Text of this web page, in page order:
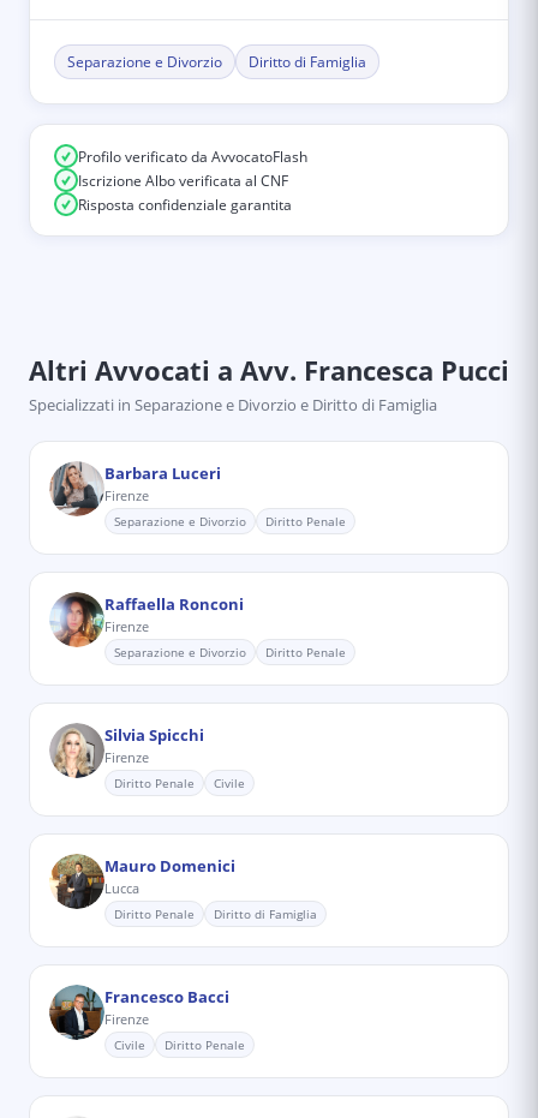
Separazione e Divorzio Diritto di Famiglia
Profilo verificato da AvvocatoFlash
Iscrizione Albo verificata al CNF
Risposta confidenziale garantita
Altri Avvocati a Avv. Francesca Pucci
Specializzati in Separazione e Divorzio e Diritto di Famiglia
Barbara Luceri
Firenze
Separazione e Divorzio Diritto Penale
Raffaella Ronconi
Firenze
Separazione e Divorzio Diritto Penale
Silvia Spicchi
Firenze
Diritto Penale Civile
Mauro Domenici
Lucca
Diritto Penale Diritto di Famiglia
Francesco Bacci
Firenze
Civile Diritto Penale